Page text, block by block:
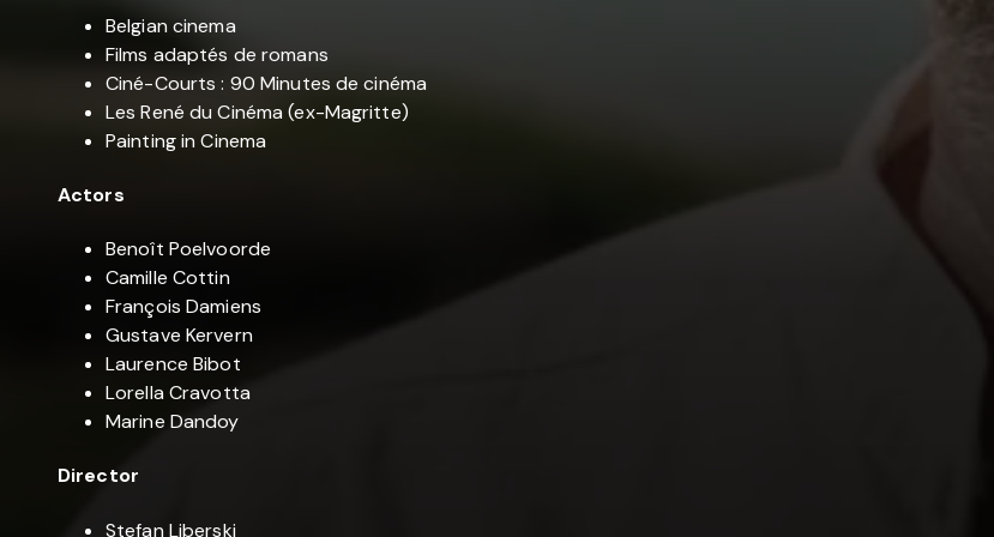
Belgian cinema
Films adaptés de romans
Ciné-Courts : 90 Minutes de cinéma
Les René du Cinéma (ex-Magritte)
Painting in Cinema
Actors
Benoît Poelvoorde
Camille Cottin
François Damiens
Gustave Kervern
Laurence Bibot
Lorella Cravotta
Marine Dandoy
Director
Stefan Liberski